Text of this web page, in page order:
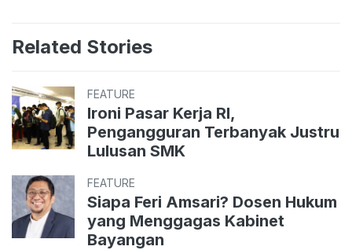
Related Stories
FEATURE
Ironi Pasar Kerja RI,
Pengangguran Terbanyak Justru
Lulusan SMK
FEATURE
Siapa Feri Amsari? Dosen Hukum
yang Menggagas Kabinet
Bayangan